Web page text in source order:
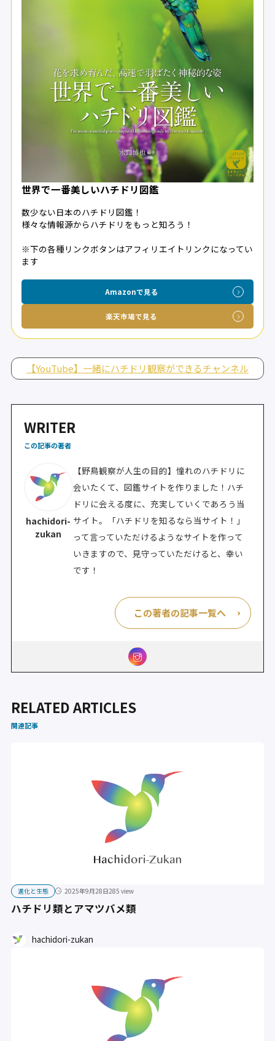
世界で一番美しいハチドリ図鑑
数少ない日本のハチドリ図鑑！
様々な情報源からハチドリをもっと知ろう！
※下の各種リンクボタンはアフィリエイトリンクになってい
ます
Amazonで見る
楽天市場で見る
【YouTube】一緒にハチドリ観察ができるチャンネル
WRITER
この記事の著者
hachidori-
zukan
【野鳥観察が人生の目的】憧れのハチドリに
会いたくて、図鑑サイトを作りました！ハチ
ドリに会える度に、充実していくであろう当
サイト。「ハチドリを知るなら当サイト！」
って言っていただけるようなサイトを作って
いきますので、見守っていただけると、幸い
です！
この著者の記事一覧へ
RELATED ARTICLES
関連記事
進化と生態 2025年9月28日285 view
ハチドリ類とアマツバメ類
hachidori-zukan